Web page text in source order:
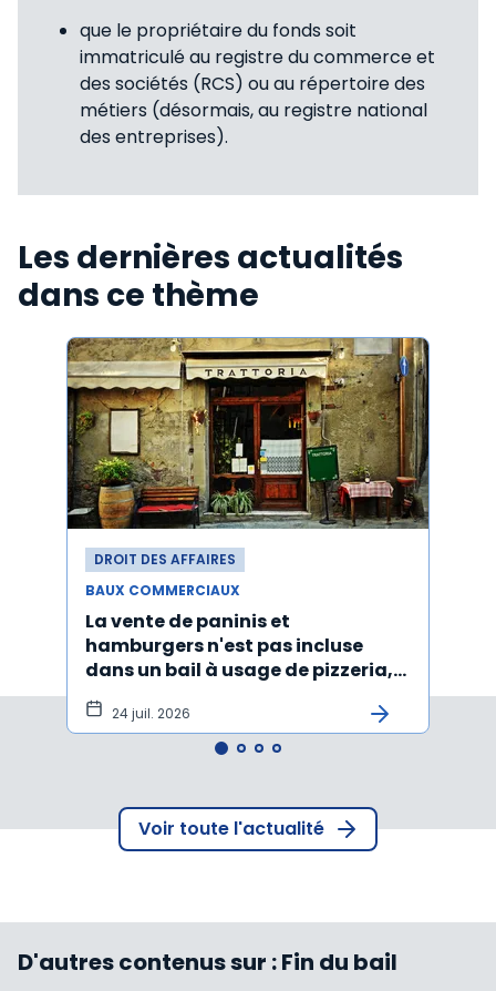
que le propriétaire du fonds soit
immatriculé au registre du commerce et
des sociétés (RCS) ou au répertoire des
métiers (désormais, au registre national
des entreprises).
Les dernières actualités
dans ce thème
DROIT DES AFFAIRES
BAUX COMMERCIAUX
La vente de paninis et
hamburgers n'est pas incluse
dans un bail à usage de pizzeria,
pâtes, salades
24 juil. 2026
Voir toute l'actualité
D'autres contenus sur :Fin du bail